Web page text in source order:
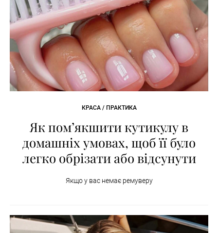
КРАСА / ПРАКТИКА
Як пом’якшити кутикулу в
домашніх умовах, щоб її було
легко обрізати або відсунути
Якщо у вас немає ремуверу